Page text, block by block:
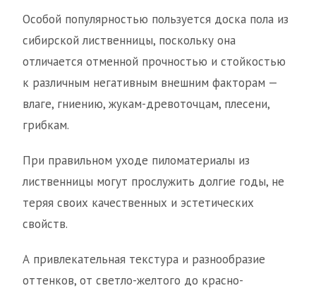
Особой популярностью пользуется доска пола из
сибирской лиственницы, поскольку она
отличается отменной прочностью и стойкостью
к различным негативным внешним факторам —
влаге, гниению, жукам-древоточцам, плесени,
грибкам.
При правильном уходе пиломатериалы из
лиственницы могут прослужить долгие годы, не
теряя своих качественных и эстетических
свойств.
А привлекательная текстура и разнообразие
оттенков, от светло-желтого до красно-